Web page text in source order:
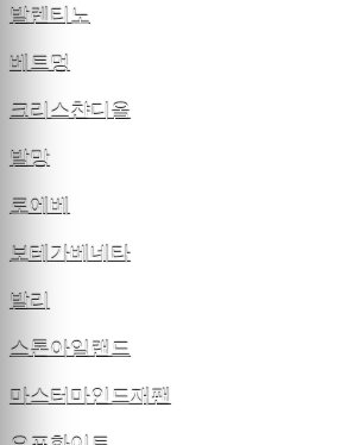
발렌티노
베트멍
크리스챤디올
발망
로에베
보테가베네타
발리
스톤아일랜드
마스터마인드재팬